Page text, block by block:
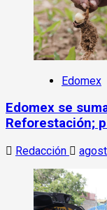
Edomex
Edomex se
Reforestación;
Redacción